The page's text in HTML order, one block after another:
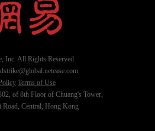
Inc. All Rights Reserved
Terms of Use
of 8th Floor of Chuang's Tower,
Road, Central, Hong Kong